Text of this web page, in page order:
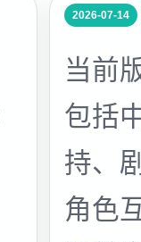
2026-07-14
当前
包括
持、
角色